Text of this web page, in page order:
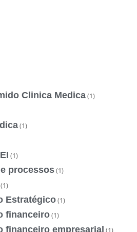
Clinica Medica(1)
(1)
(1)
processos(1)
(1)
Estratégico(1)
financeiro(1)
financeiro empresarial (1)